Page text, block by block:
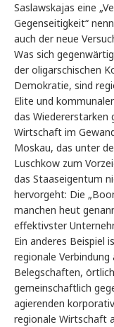
Saslawskajas eine
Gegenseitigkeit“
auch der neue
Was sich
der oligarschischen
Demokratie, sind
Elite und
das Wiedererstarken
Wirtschaft im
Moskau, das unter
Luschkow zum
das Staaseigentum
hervorgeht: Die
manchen heut
effektivster
Ein anderes Beispiel
regionale
Belegschaften,
gemeinschaftlich
agierenden
regionale Wirtschaft